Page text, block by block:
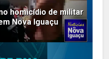
homicídio de militar
Nova Iguaçu